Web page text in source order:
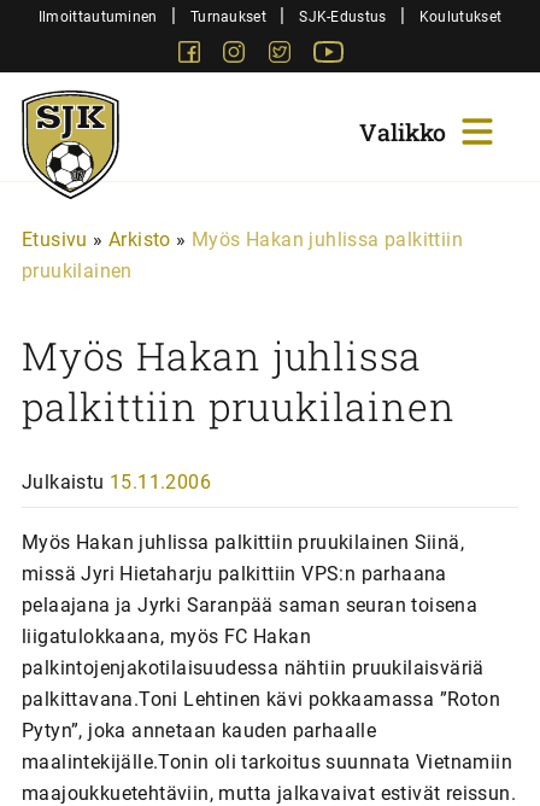
SiirryIlmoittautuminen | Turnaukset | SJK-Edustus | Koulutukset
FacebookInstagram
Twitter
Sjk-
Juniorit
Etusivu » Arkisto » Myös Hakan juhlissa palkittiin
pruukilainen
Myös Hakan juhlissa
palkittiin pruukilainen
Julkaistu 15.11.2006
Myös Hakan juhlissa palkittiin pruukilainen Siinä,
missä Jyri Hietaharju palkittiin VPS:n parhaana
pelaajana ja Jyrki Saranpää saman seuran toisena
liigatulokkaana, myös FC Hakan
palkintojenjakotilaisuudessa nähtiin pruukilaisväriä
palkittavana.Toni Lehtinen kävi pokkaamassa ”Roton
Pytyn”, joka annetaan kauden parhaalle
maalintekijälle.Tonin oli tarkoitus suunnata Vietnamiin
maajoukkuetehtäviin, mutta jalkavaivat estivät reissun.